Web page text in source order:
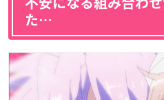
不安になる組み合わ
た…